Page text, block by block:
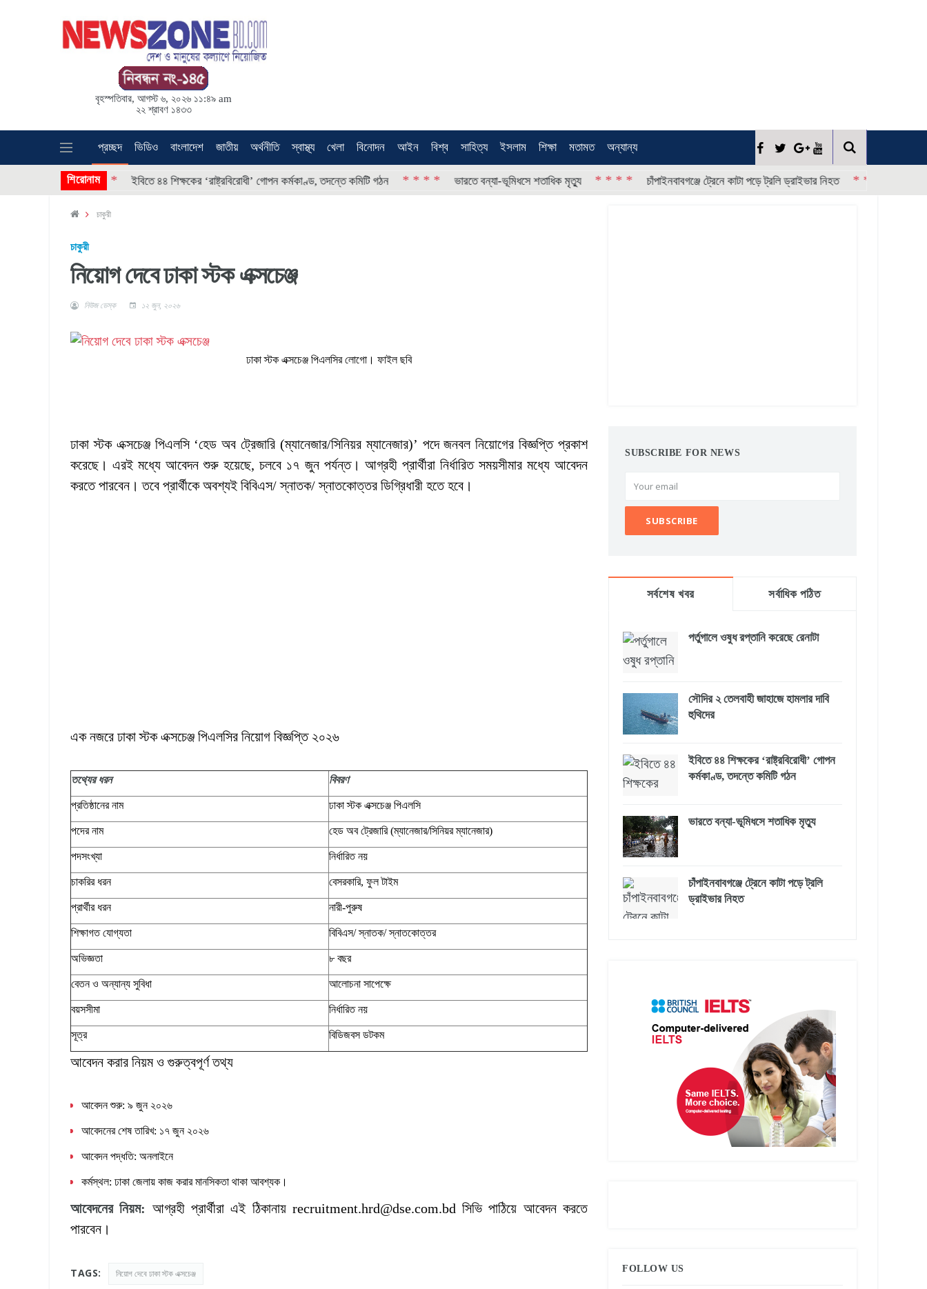
বৃহস্পতিবার, আগস্ট ৬, ২০২৬ ১১:৪৯ am
২২ শ্রাবণ ১৪৩৩
প্রচ্ছদ ভিডিও বাংলাদেশ জাতীয় অর্থনীতি স্বাস্থ্য খেলা বিনোদন আইন বিশ্ব সাহিত্য ইসলাম শিক্ষা মতামত অন্যান্য
শিরোনাম
* * * * ইবিতে ৪৪ শিক্ষকের ‘রাষ্ট্রবিরোধী’ গোপন কর্মকাণ্ড, তদন্তে কমিটি গঠন * * * * ভারতে বন্যা-ভূমিধসে শতাধিক মৃত্যু * * * * চাঁপাইনবাবগঞ্জে ট্রেনে কাটা পড়ে ট্রলি ড্রাইভার নিহত * * * *
চাকুরী
চাকুরী
নিয়োগ দেবে ঢাকা স্টক এক্সচেঞ্জ
নিউজ ডেস্ক ১২ জুন, ২০২৬
ঢাকা স্টক এক্সচেঞ্জ পিএলসির লোগো। ফাইল ছবি
ঢাকা স্টক এক্সচেঞ্জ পিএলসি ‘হেড অব ট্রেজারি (ম্যানেজার/সিনিয়র ম্যানেজার)’ পদে জনবল নিয়োগের বিজ্ঞপ্তি প্রকাশ
করেছে। এরই মধ্যে আবেদন শুরু হয়েছে, চলবে ১৭ জুন পর্যন্ত। আগ্রহী প্রার্থীরা নির্ধারিত সময়সীমার মধ্যে আবেদন
করতে পারবেন। তবে প্রার্থীকে অবশ্যই বিবিএস/ স্নাতক/ স্নাতকোত্তর ডিগ্রিধারী হতে হবে।
এক নজরে ঢাকা স্টক এক্সচেঞ্জ পিএলসির নিয়োগ বিজ্ঞপ্তি ২০২৬
তথ্যেরধরন বিবরণ
প্রতিষ্ঠানের নাম ঢাকা স্টক এক্সচেঞ্জ পিএলসি
পদের নাম হেড অব ট্রেজারি (ম্যানেজার/সিনিয়র ম্যানেজার)
পদসংখ্যা নির্ধারিত নয়
চাকরির ধরন বেসরকারি, ফুল টাইম
প্রার্থীর ধরন নারী-পুরুষ
শিক্ষাগত যোগ্যতা বিবিএস/ স্নাতক/ স্নাতকোত্তর
অভিজ্ঞতা ৮ বছর
বেতন ও অন্যান্য সুবিধা আলোচনা সাপেক্ষে
বয়সসীমা নির্ধারিত নয়
সূত্র বিডিজবস ডটকম
আবেদন করার নিয়ম ও গুরুত্বপূর্ণ তথ্য
আবেদন শুরু: ৯ জুন ২০২৬
আবেদনের শেষ তারিখ: ১৭ জুন ২০২৬
আবেদন পদ্ধতি: অনলাইনে
কর্মস্থল: ঢাকা জেলায় কাজ করার মানসিকতা থাকা আবশ্যক।
আবেদনের নিয়ম: আগ্রহী প্রার্থীরা এই ঠিকানায় recruitment.hrd@dse.com.bd সিভি পাঠিয়ে আবেদন করতে
পারবেন।
TAGS: নিয়োগ দেবে ঢাকা স্টক এক্সচেঞ্জ
SUBSCRIBE FOR NEWS
সর্বশেষ খবর সর্বাধিক পঠিত
পর্তুগালে ওষুধ রপ্তানি করেছে রেনাটা
সৌদির ২ তেলবাহী জাহাজে হামলার দাবি
হুথিদের
ইবিতে ৪৪ শিক্ষকের ‘রাষ্ট্রবিরোধী’ গোপন
কর্মকাণ্ড, তদন্তে কমিটি গঠন
ভারতে বন্যা-ভূমিধসে শতাধিক মৃত্যু
চাঁপাইনবাবগঞ্জে ট্রেনে কাটা পড়ে ট্রলি
ড্রাইভার নিহত
FOLLOW US